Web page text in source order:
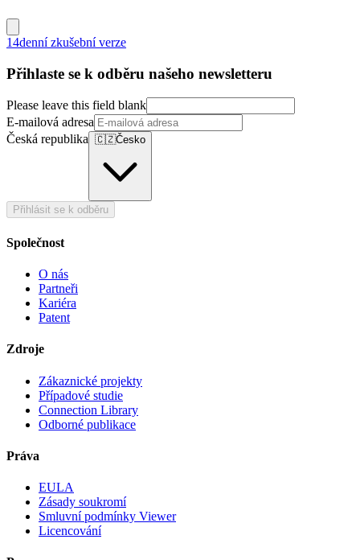
14denní zkušební verze
Přihlaste se k odběru našeho newsletteru
Please leave this field blank
E-mailová adresa
Česká republika 🇨🇿Česko
Přihlásit se k odběru
Společnost
O nás
Partneři
Kariéra
Patent
Zdroje
Zákaznické projekty
Případové studie
Connection Library
Odborné publikace
Práva
EULA
Zásady soukromí
Smluvní podmínky Viewer
Licencování